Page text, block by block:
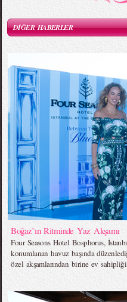
DİĞER HABERLER
Boğaz`ın Ritminde Yaz Akşamı
Four Seasons Hotel Bosphorus,
konumlanan havuz başında
özel akşamlarından birine ev